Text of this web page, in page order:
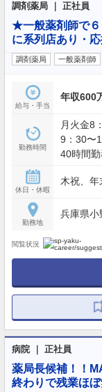
調剤薬局 ｜ 正社員
★一般薬剤師で
に系列店あり・
調剤薬局 一般薬剤師
給与・手当
年収600
勤務時間
月火金8
9：30〜12：00 上記営業時間
40時間勤
休日・休暇
木祝、年
勤務地
兵庫県小
閲覧状況
病院 ｜ 正社員
薬局長候補！！
終わりで残業ほ